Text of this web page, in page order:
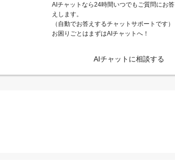
AIチャットなら24時間いつでもご質問にお答
えします。
（自動でお答えするチャットサポートです）
お困りごとはまずはAIチャットへ！
AIチャットに相談する